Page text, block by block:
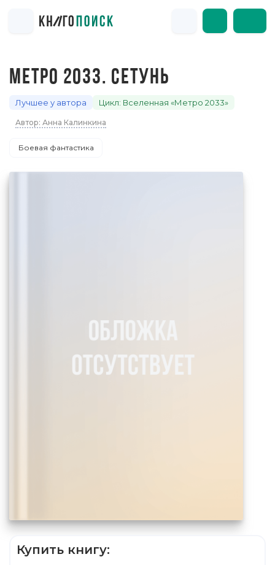
МЕТРО 2033. СЕТУНЬ
Лучшее у автора Цикл: Вселенная «Метро 2033»
Автор: Анна Калинкина
Боевая фантастика
Купить книгу: